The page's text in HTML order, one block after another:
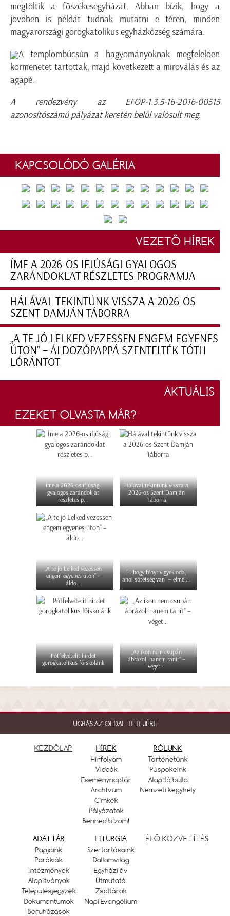
megtöltik a főszékesegyházat. Abban bízik, hogy a
jövőben is példát tudnak mutatni e téren, minden
magyarországi görögkatolikus egyházközség számára.
A templombúcsún a hagyományoknak megfelelően
körmenetet tartottak, majd következett a miroválás és az
agapé.
A rendezvény az EFOP-1.3.5-16-2016-00515
azonosítószámú pályázat keretén belül valósult meg.
KAPCSOLÓDÓ GALÉRIA
VEZETŐ HÍREK
ÍME A 2026-OS IFJÚSÁGI GYALOGOS
ZARÁNDOKLAT RÉSZLETES PROGRAMJA
HÁLÁVAL TEKINTÜNK VISSZA A 2026-OS
SZENT DAMJÁN TÁBORRA
„A TE JÓ LELKED VEZESSEN ENGEM EGYENES
ÚTON” – ÁLDOZÓPAPPÁ SZENTELTÉK TÓTH
LÓRÁNTOT
AKTUÁLIS
EZEKET OLVASTA MÁR?
Íme a 2026-os ifjúsági
gyalogos zarándoklat
részletes p...
Hálával tekintünk vissza a
2026-os Szent Damján
Táborra
„A te jó Lelked vezessen
engem egyenes úton” –
áldo...
"...hogy fényt vigyek oda,
ahol sötétség van" – elmél...
Pótfelvételit hirdet
görögkatolikus főiskolánk
„Az ikon nem csupán
ábrázol, hanem tanít” –
véget...
UGRÁS AZ OLDAL TETEJÉRE
KEZDŐLAP HÍREK
Hírfolyam
Videók
Eseménynaptár
Archívum
Címkék
Pályázatok
Benned bízom!
RÓLUNK
Történetünk
Püspökeink
Alapító bulla
Nemzeti kegyhely
ADATTÁR
Papjaink
Parókiák
Intézmények
Alapítványok
Településjegyzék
Dokumentumok
Beruházások
LITURGIA
Szertartásaink
Dallamvilág
Egyházi év
Útmutató
Zsoltárok
Napi Evangélium
ÉLŐ KÖZVETÍTÉS